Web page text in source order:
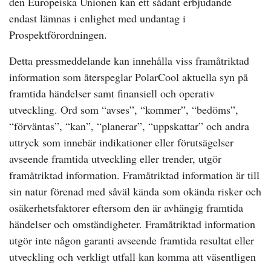
endast lämnas i enlighet med undantag i
Prospektförordningen.
Detta pressmeddelande kan innehålla viss framåtriktad
information som återspeglar PolarCool aktuella syn på
framtida händelser samt finansiell och operativ
utveckling. Ord som “avses”, “kommer”, “bedöms”,
“förväntas”, “kan”, “planerar”, “uppskattar” och andra
uttryck som innebär indikationer eller förutsägelser
avseende framtida utveckling eller trender, utgör
framåtriktad information. Framåtriktad information är till
sin natur förenad med såväl kända som okända risker och
osäkerhetsfaktorer eftersom den är avhängig framtida
händelser och omständigheter. Framåtriktad information
utgör inte någon garanti avseende framtida resultat eller
utveckling och verkligt utfall kan komma att väsentligen